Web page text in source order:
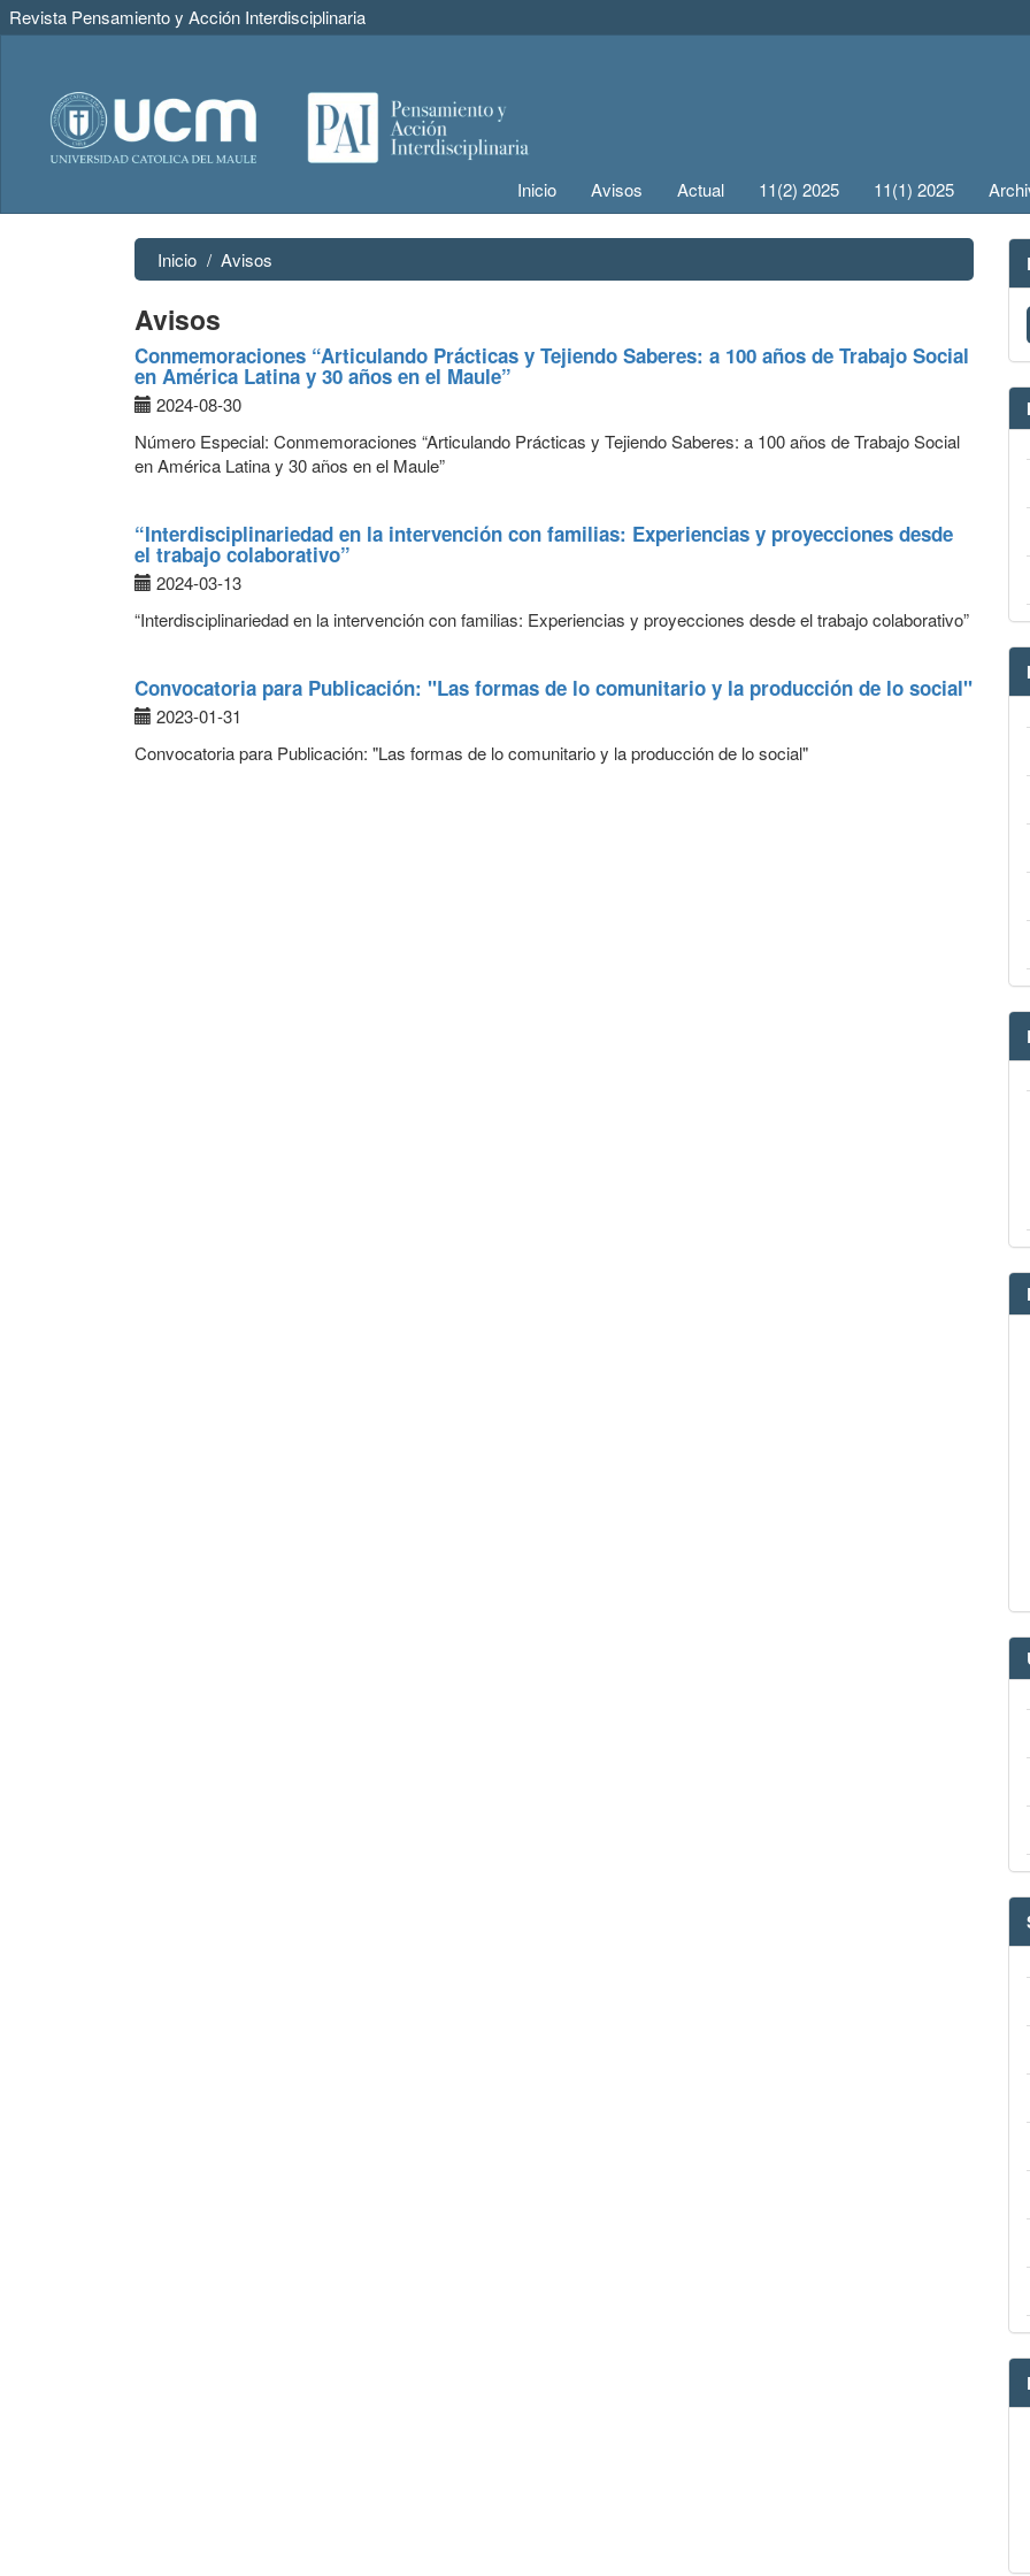
Revista Pensamiento y Acción Interdisciplinaria
Contenido
principal
Barra
lateral
Inicio Avisos Actual 11(2) 2025 11(1) 2025
Inicio Avisos
Avisos
Conmemoraciones “Articulando Prácticas y Tejiendo Saberes: a 100 años de Trabajo Social
en América Latina y 30 años en el Maule”
2024-08-30
Número Especial: Conmemoraciones “Articulando Prácticas y Tejiendo Saberes: a 100 años de Trabajo Social
en América Latina y 30 años en el Maule”
“Interdisciplinariedad en la intervención con familias: Experiencias y proyecciones desde
el trabajo colaborativo”
2024-03-13
“Interdisciplinariedad en la intervención con familias: Experiencias y proyecciones desde el trabajo colaborativo”
Convocatoria para Publicación: "Las formas de lo comunitario y la producción de lo social"
2023-01-31
Convocatoria para Publicación: "Las formas de lo comunitario y la producción de lo social"